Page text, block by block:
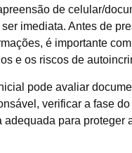
de celular/
imediata. Antes de
é importante
e os riscos de
pode avaliar
verificar a fase
adequada para proteger